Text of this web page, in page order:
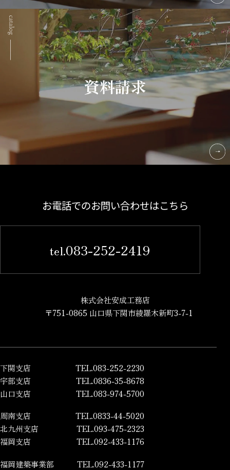
資料請求
お電話でのお問い合わせはこちら
tel.083-252-2419
株式会社安成工務店
〒751-0865 山口県下関市綾羅木新町3-7-1
下関支店
TEL.083-252-2230
宇部支店
TEL.0836-35-8678
山口支店
TEL.083-974-5700
周南支店
TEL.0833-44-5020
北九州支店
TEL.093-475-2323
福岡支店
TEL.092-433-1176
福岡建築事業部
TEL.092-433-1177